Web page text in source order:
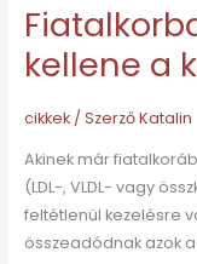
kellene a
cikkek/ SzerzőKatalin
Akinek már
(LDL-, VLDL- vagy
feltétlenül kezelésre
összeadódnak azok